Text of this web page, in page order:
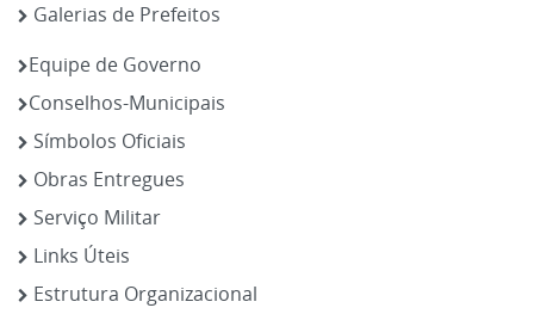
Galerias de Prefeitos
Equipe de Governo
Conselhos-Municipais
Símbolos Oficiais
Obras Entregues
Serviço Militar
Links Úteis
Estrutura Organizacional